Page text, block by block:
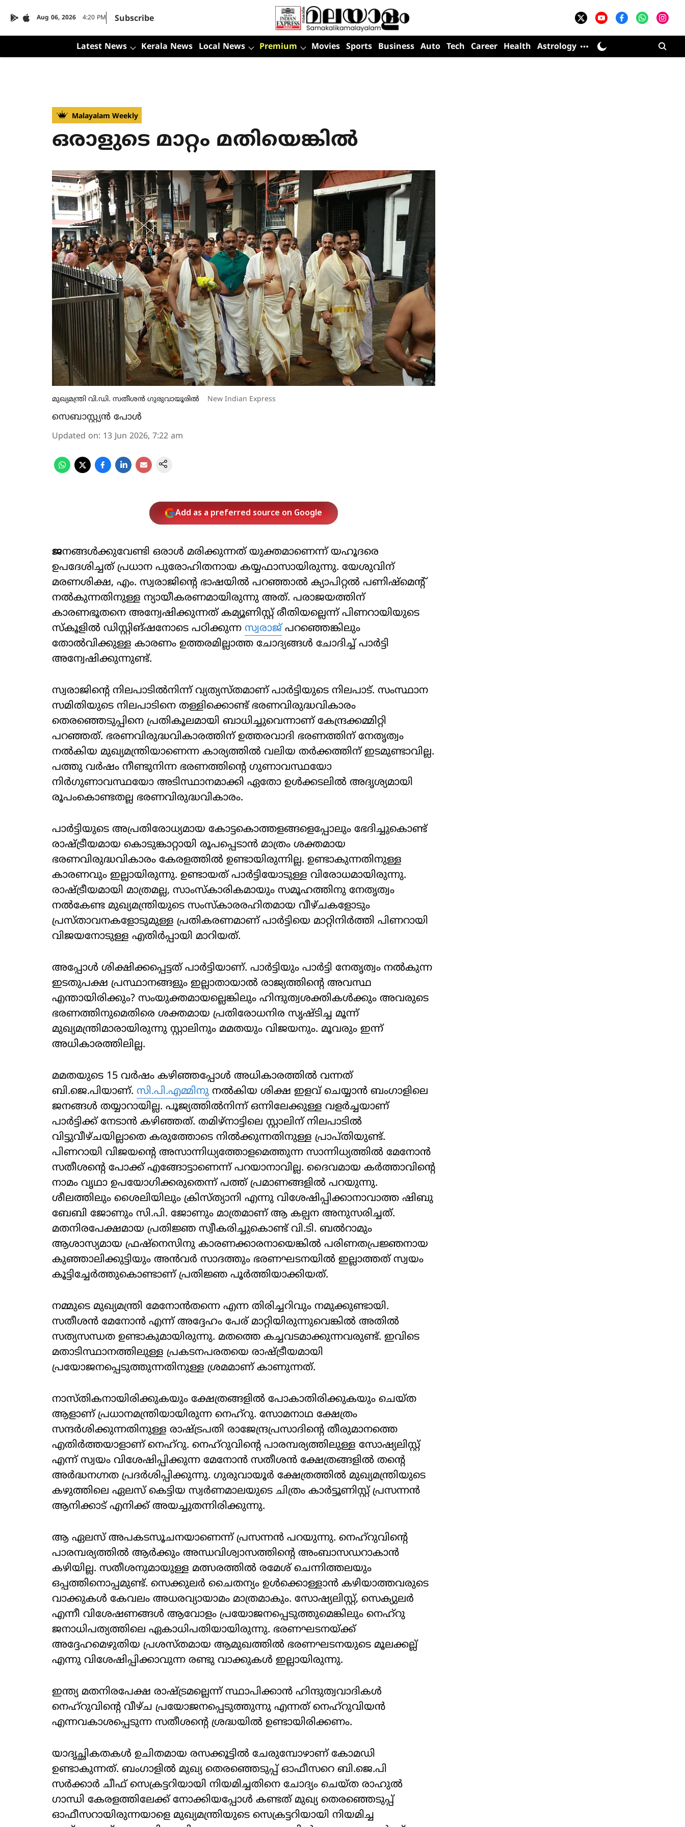
Aug 06, 2026 4:20 PM Subscribe
Latest News Kerala News Local News Premium Movies Sports Business Auto Tech Career Health Astrology
Malayalam Weekly
ഒരാളുടെ മാറ്റം മതിയെങ്കിൽ
മുഖ്യമന്ത്രി വി.ഡി. സതീശന്‍ ഗുരുവായൂരില്‍ New Indian Express
സെബാസ്റ്റ്യന്‍ പോള്‍
Updated on: 13 Jun 2026, 7:22 am
Add as a preferred source on Google
ജനങ്ങൾക്കുവേണ്ടി ഒരാൾ മരിക്കുന്നത് യുക്തമാണെന്ന് യഹൂദരെ
ഉപദേശിച്ചത് പ്രധാന പുരോഹിതനായ കയ്യഫാസായിരുന്നു. യേശുവിന്
മരണശിക്ഷ, എം. സ്വരാജിന്റെ ഭാഷയിൽ പറഞ്ഞാൽ ക്യാപിറ്റൽ പണിഷ്‌മെന്റ്
നൽകുന്നതിനുള്ള ന്യായീകരണമായിരുന്നു അത്. പരാജയത്തിന്
കാരണഭൂതനെ അന്വേഷിക്കുന്നത് കമ്യൂണിസ്റ്റ് രീതിയല്ലെന്ന് പിണറായിയുടെ
സ്‌കൂളിൽ ഡിസ്റ്റിങ്ഷനോടെ പഠിക്കുന്ന സ്വരാജ്പറഞ്ഞെങ്കിലും
തോൽവിക്കുള്ള കാരണം ഉത്തരമില്ലാത്ത ചോദ്യങ്ങൾ ചോദിച്ച് പാർട്ടി
അന്വേഷിക്കുന്നുണ്ട്.
സ്വരാജിന്റെ നിലപാടിൽനിന്ന് വ്യത്യസ്തമാണ് പാർട്ടിയുടെ നിലപാട്. സംസ്ഥാന
സമിതിയുടെ നിലപാടിനെ തള്ളിക്കൊണ്ട് ഭരണവിരുദ്ധവികാരം
തെരഞ്ഞെടുപ്പിനെ പ്രതികൂലമായി ബാധിച്ചുവെന്നാണ് കേന്ദ്രക്കമ്മിറ്റി
പറഞ്ഞത്. ഭരണവിരുദ്ധവികാരത്തിന് ഉത്തരവാദി ഭരണത്തിന് നേതൃത്വം
നൽകിയ മുഖ്യമന്ത്രിയാണെന്ന കാര്യത്തിൽ വലിയ തർക്കത്തിന് ഇടമുണ്ടാവില്ല.
പത്തു വർഷം നീണ്ടുനിന്ന ഭരണത്തിന്റെ ഗുണാവസ്ഥയോ
നിർഗുണാവസ്ഥയോ അടിസ്ഥാനമാക്കി ഏതോ ഉൾക്കടലിൽ അദൃശ്യമായി
രൂപംകൊണ്ടതല്ല ഭരണവിരുദ്ധവികാരം.
പാർട്ടിയുടെ അപ്രതിരോധ്യമായ കോട്ടകൊത്തളങ്ങളെപ്പോലും ഭേദിച്ചുകൊണ്ട്
രാഷ്ട്രീയമായ കൊടുങ്കാറ്റായി രൂപപ്പെടാൻ മാത്രം ശക്തമായ
ഭരണവിരുദ്ധവികാരം കേരളത്തിൽ ഉണ്ടായിരുന്നില്ല. ഉണ്ടാകുന്നതിനുള്ള
കാരണവും ഇല്ലായിരുന്നു. ഉണ്ടായത് പാർട്ടിയോടുള്ള വിരോധമായിരുന്നു.
രാഷ്ട്രീയമായി മാത്രമല്ല, സാംസ്‌കാരികമായും സമൂഹത്തിനു നേതൃത്വം
നൽകേണ്ട മുഖ്യമന്ത്രിയുടെ സംസ്‌കാരരഹിതമായ വീഴ്ചകളോടും
പ്രസ്താവനകളോടുമുള്ള പ്രതികരണമാണ് പാർട്ടിയെ മാറ്റിനിർത്തി പിണറായി
വിജയനോടുള്ള എതിർപ്പായി മാറിയത്.
അപ്പോൾ ശിക്ഷിക്കപ്പെട്ടത് പാർട്ടിയാണ്. പാർട്ടിയും പാർട്ടി നേതൃത്വം നൽകുന്ന
ഇടതുപക്ഷ പ്രസ്ഥാനങ്ങളും ഇല്ലാതായാൽ രാജ്യത്തിന്റെ അവസ്ഥ
എന്തായിരിക്കും? സംയുക്തമായല്ലെങ്കിലും ഹിന്ദുത്വശക്തികൾക്കും അവരുടെ
ഭരണത്തിനുമെതിരെ ശക്തമായ പ്രതിരോധനിര സൃഷ്ടിച്ച മൂന്ന്
മുഖ്യമന്ത്രിമാരായിരുന്നു സ്റ്റാലിനും മമതയും വിജയനും. മൂവരും ഇന്ന്
അധികാരത്തിലില്ല.
മമതയുടെ 15 വർഷം കഴിഞ്ഞപ്പോൾ അധികാരത്തിൽ വന്നത്
ബി.ജെ.പിയാണ്. സി.പി.എമ്മിനു നൽകിയ ശിക്ഷ ഇളവ് ചെയ്യാൻ ബംഗാളിലെ
ജനങ്ങൾ തയ്യാറായില്ല. പൂജ്യത്തിൽനിന്ന് ഒന്നിലേക്കുള്ള വളർച്ചയാണ്
പാർട്ടിക്ക് നേടാൻ കഴിഞ്ഞത്. തമിഴ്‌നാട്ടിലെ സ്റ്റാലിന് നിലപാടിൽ
വിട്ടുവീഴ്ചയില്ലാതെ കരുത്തോടെ നിൽക്കുന്നതിനുള്ള പ്രാപ്തിയുണ്ട്.
പിണറായി വിജയന്റെ അസാന്നിധ്യത്തോളമെത്തുന്ന സാന്നിധ്യത്തിൽ മേനോൻ
സതീശന്റെ പോക്ക് എങ്ങോട്ടാണെന്ന് പറയാനാവില്ല. ദൈവമായ കർത്താവിന്റെ
നാമം വൃഥാ ഉപയോഗിക്കരുതെന്ന് പത്ത് പ്രമാണങ്ങളിൽ പറയുന്നു.
ശീലത്തിലും ശൈലിയിലും ക്രിസ്ത്യാനി എന്നു വിശേഷിപ്പിക്കാനാവാത്ത ഷിബു
ബേബി ജോണും സി.പി. ജോണും മാത്രമാണ് ആ കല്പന അനുസരിച്ചത്.
മതനിരപേക്ഷമായ പ്രതിജ്ഞ സ്വീകരിച്ചുകൊണ്ട് വി.ടി. ബൽറാമും
ആശാസ്യമായ ഫ്രഷ്‌നെസിനു കാരണക്കാരനായെങ്കിൽ പരിണതപ്രജ്ഞനായ
കുഞ്ഞാലിക്കുട്ടിയും അൻവർ സാദത്തും ഭരണഘടനയിൽ ഇല്ലാത്തത് സ്വയം
കൂട്ടിച്ചേർത്തുകൊണ്ടാണ് പ്രതിജ്ഞ പൂർത്തിയാക്കിയത്.
നമ്മുടെ മുഖ്യമന്ത്രി മേനോൻതന്നെ എന്ന തിരിച്ചറിവും നമുക്കുണ്ടായി.
സതീശൻ മേനോൻ എന്ന് അദ്ദേഹം പേര് മാറ്റിയിരുന്നുവെങ്കിൽ അതിൽ
സത്യസന്ധത ഉണ്ടാകുമായിരുന്നു. മതത്തെ കച്ചവടമാക്കുന്നവരുണ്ട്. ഇവിടെ
മതാടിസ്ഥാനത്തിലുള്ള പ്രകടനപരതയെ രാഷ്ട്രീയമായി
പ്രയോജനപ്പെടുത്തുന്നതിനുള്ള ശ്രമമാണ് കാണുന്നത്.
നാസ്തികനായിരിക്കുകയും ക്ഷേത്രങ്ങളിൽ പോകാതിരിക്കുകയും ചെയ്ത
ആളാണ് പ്രധാനമന്ത്രിയായിരുന്ന നെഹ്‌റു. സോമനാഥ ക്ഷേത്രം
സന്ദർശിക്കുന്നതിനുള്ള രാഷ്ട്രപതി രാജേന്ദ്രപ്രസാദിന്റെ തീരുമാനത്തെ
എതിർത്തയാളാണ് നെഹ്‌റു. നെഹ്‌റുവിന്റെ പാരമ്പര്യത്തിലുള്ള സോഷ്യലിസ്റ്റ്
എന്ന് സ്വയം വിശേഷിപ്പിക്കുന്ന മേനോൻ സതീശൻ ക്ഷേത്രങ്ങളിൽ തന്റെ
അർദ്ധനഗ്നത പ്രദർശിപ്പിക്കുന്നു. ഗുരുവായൂർ ക്ഷേത്രത്തിൽ മുഖ്യമന്ത്രിയുടെ
കഴുത്തിലെ ഏലസ് കെട്ടിയ സ്വർണമാലയുടെ ചിത്രം കാർട്ടൂണിസ്റ്റ് പ്രസന്നൻ
ആനിക്കാട് എനിക്ക് അയച്ചുതന്നിരിക്കുന്നു.
ആ ഏലസ് അപകടസൂചനയാണെന്ന് പ്രസന്നൻ പറയുന്നു. നെഹ്‌റുവിന്റെ
പാരമ്പര്യത്തിൽ ആർക്കും അന്ധവിശ്വാസത്തിന്റെ അംബാസഡറാകാൻ
കഴിയില്ല. സതീശനുമായുള്ള മത്സരത്തിൽ രമേശ് ചെന്നിത്തലയും
ഒപ്പത്തിനൊപ്പമുണ്ട്. സെക്കുലർ ചൈതന്യം ഉൾക്കൊള്ളാൻ കഴിയാത്തവരുടെ
വാക്കുകൾ കേവലം അധരവ്യായാമം മാത്രമാകും. സോഷ്യലിസ്റ്റ്, സെക്യുലർ
എന്നീ വിശേഷണങ്ങൾ ആവോളം പ്രയോജനപ്പെടുത്തുമെങ്കിലും നെഹ്‌റു
ജനാധിപത്യത്തിലെ ഏകാധിപതിയായിരുന്നു. ഭരണഘടനയ്ക്ക്
അദ്ദേഹമെഴുതിയ പ്രശസ്തമായ ആമുഖത്തിൽ ഭരണഘടനയുടെ മൂലക്കല്ല്
എന്നു വിശേഷിപ്പിക്കാവുന്ന രണ്ടു വാക്കുകൾ ഇല്ലായിരുന്നു.
ഇന്ത്യ മതനിരപേക്ഷ രാഷ്ട്രമല്ലെന്ന് സ്ഥാപിക്കാൻ ഹിന്ദുത്വവാദികൾ
നെഹ്‌റുവിന്റെ വീഴ്ച പ്രയോജനപ്പെടുത്തുന്നു എന്നത് നെഹ്‌റുവിയൻ
എന്നവകാശപ്പെടുന്ന സതീശന്റെ ശ്രദ്ധയിൽ ഉണ്ടായിരിക്കണം.
യാദൃച്ഛികതകൾ ഉചിതമായ രസക്കൂട്ടിൽ ചേരുമ്പോഴാണ് കോമഡി
ഉണ്ടാകുന്നത്. ബംഗാളിൽ മുഖ്യ തെരഞ്ഞെടുപ്പ് ഓഫീസറെ ബി.ജെ.പി
സർക്കാർ ചീഫ് സെക്രട്ടറിയായി നിയമിച്ചതിനെ ചോദ്യം ചെയ്ത രാഹുൽ
ഗാന്ധി കേരളത്തിലേക്ക് നോക്കിയപ്പോൾ കണ്ടത് മുഖ്യ തെരഞ്ഞെടുപ്പ്
ഓഫീസറായിരുന്നയാളെ മുഖ്യമന്ത്രിയുടെ സെക്രട്ടറിയായി നിയമിച്ച